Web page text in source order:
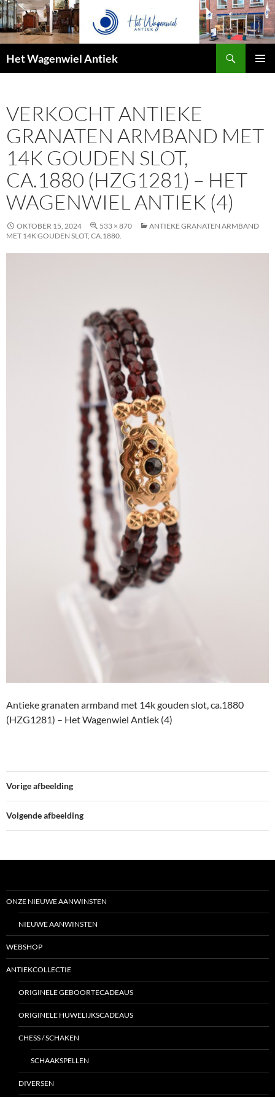
Het Wagenwiel Antiek
VERKOCHT ANTIEKE
GRANATEN ARMBAND MET
14K GOUDEN SLOT,
CA.1880 (HZG1281) – HET
WAGENWIEL ANTIEK (4)
OKTOBER 15, 2024 533 × 870
ANTIEKE GRANATEN ARMBAND
MET 14K GOUDEN SLOT, CA.1880.
Antieke granaten armband met 14k gouden slot, ca.1880
(HZG1281) – Het Wagenwiel Antiek (4)
Vorige afbeelding
Volgende afbeelding
ONZE NIEUWE AANWINSTEN
NIEUWE AANWINSTEN
WEBSHOP
ANTIEKCOLLECTIE
ORIGINELE GEBOORTECADEAUS
ORIGINELE HUWELIJKSCADEAUS
CHESS / SCHAKEN
SCHAAKSPELLEN
DIVERSEN